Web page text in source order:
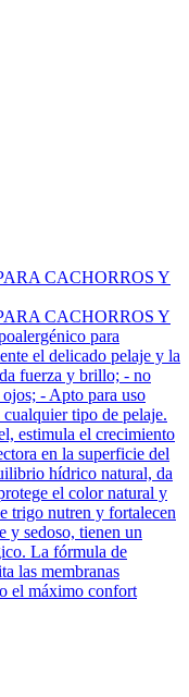
CACHORROS Y
CACHORROS Y
para
el delicado pelaje y la
fuerza y ​​brillo; - no
- Apto para uso
tipo de pelaje.
estimula el crecimiento
en la superficie del
hídrico natural, da
el color natural y
trigo nutren y fortalecen
y sedoso, tienen un
La fórmula de
las membranas
el máximo confort